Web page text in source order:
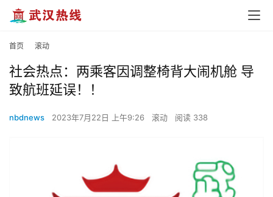
首页 滚动
社会热点：两乘客因调整椅背大闹机舱 导
致航班延误！！
nbdnews 2023年7月22日 上午9:26 滚动 阅读 338